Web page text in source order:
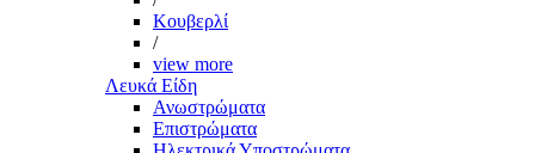
Κουβερλί
/
view more
Λευκά Είδη
Ανωστρώματα
Επιστρώματα